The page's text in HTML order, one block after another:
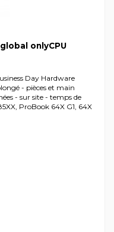
onlyCPU
Day Hardware
- pièces et main
- sur site - temps de
ProBook 64X G1, 64X